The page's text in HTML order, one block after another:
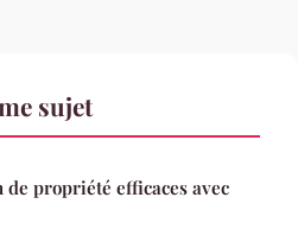
sujet
propriété efficaces avec